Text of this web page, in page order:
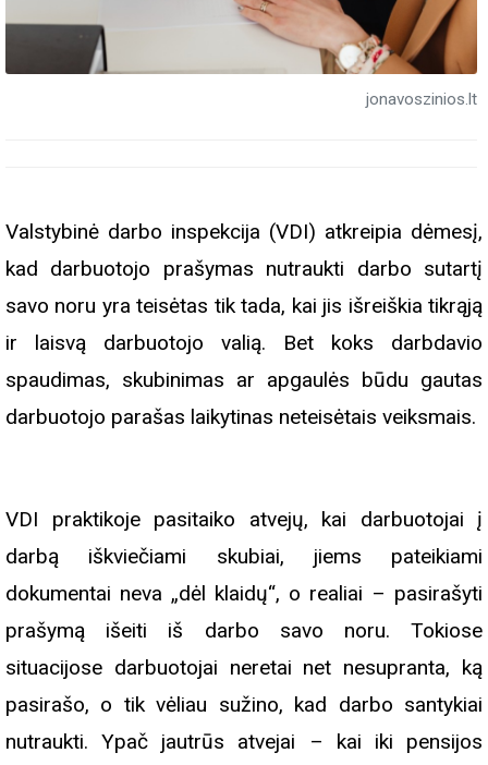
jonavoszinios.lt
Valstybinė darbo inspekcija (VDI) atkreipia dėmesį,
kad darbuotojo prašymas nutraukti darbo sutartį
savo noru yra teisėtas tik tada, kai jis išreiškia tikrąją
ir laisvą darbuotojo valią. Bet koks darbdavio
spaudimas, skubinimas ar apgaulės būdu gautas
darbuotojo parašas laikytinas neteisėtais veiksmais.
VDI praktikoje pasitaiko atvejų, kai darbuotojai į
darbą iškviečiami skubiai, jiems pateikiami
dokumentai neva „dėl klaidų“, o realiai – pasirašyti
prašymą išeiti iš darbo savo noru. Tokiose
situacijose darbuotojai neretai net nesupranta, ką
pasirašo, o tik vėliau sužino, kad darbo santykiai
nutraukti. Ypač jautrūs atvejai – kai iki pensijos